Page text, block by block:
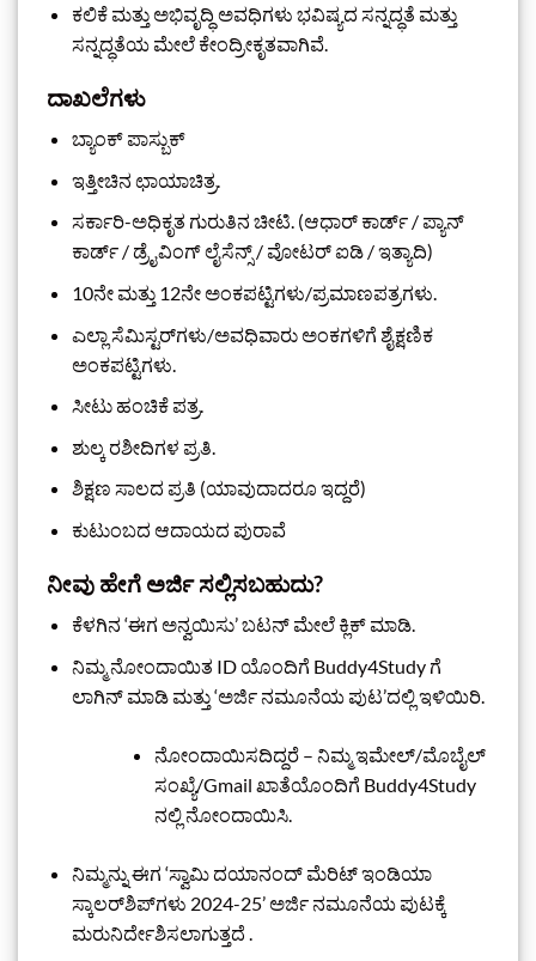
ಕಲಿಕೆ ಮತ್ತು ಅಭಿವೃದ್ಧಿ ಅವಧಿಗಳು ಭವಿಷ್ಯದ ಸನ್ನದ್ಧತೆ ಮತ್ತು
ಸನ್ನದ್ಧತೆಯ ಮೇಲೆ ಕೇಂದ್ರೀಕೃತವಾಗಿವೆ.
ದಾಖಲೆಗಳು
ಬ್ಯಾಂಕ್ ಪಾಸ್ಬುಕ್
ಇತ್ತೀಚಿನ ಛಾಯಾಚಿತ್ರ.
ಸರ್ಕಾರಿ-ಅಧಿಕೃತ ಗುರುತಿನ ಚೀಟಿ. (ಆಧಾರ್ ಕಾರ್ಡ್ / ಪ್ಯಾನ್
ಕಾರ್ಡ್ / ಡ್ರೈವಿಂಗ್ ಲೈಸೆನ್ಸ್ / ವೋಟರ್ ಐಡಿ / ಇತ್ಯಾದಿ)
10ನೇ ಮತ್ತು 12ನೇ ಅಂಕಪಟ್ಟಿಗಳು/ಪ್ರಮಾಣಪತ್ರಗಳು.
ಎಲ್ಲಾ ಸೆಮಿಸ್ಟರ್‌ಗಳು/ಅವಧಿವಾರು ಅಂಕಗಳಿಗೆ ಶೈಕ್ಷಣಿಕ
ಅಂಕಪಟ್ಟಿಗಳು.
ಸೀಟು ಹಂಚಿಕೆ ಪತ್ರ.
ಶುಲ್ಕ ರಶೀದಿಗಳ ಪ್ರತಿ.
ಶಿಕ್ಷಣ ಸಾಲದ ಪ್ರತಿ (ಯಾವುದಾದರೂ ಇದ್ದರೆ)
ಕುಟುಂಬದ ಆದಾಯದ ಪುರಾವೆ
ನೀವು ಹೇಗೆ ಅರ್ಜಿ ಸಲ್ಲಿಸಬಹುದು?
ಕೆಳಗಿನ ‘ಈಗ ಅನ್ವಯಿಸು’ ಬಟನ್ ಮೇಲೆ ಕ್ಲಿಕ್ ಮಾಡಿ.
ನಿಮ್ಮ ನೋಂದಾಯಿತ ID ಯೊಂದಿಗೆ Buddy4Study ಗೆ
ಲಾಗಿನ್ ಮಾಡಿ ಮತ್ತು ‘ಅರ್ಜಿ ನಮೂನೆಯ ಪುಟ’ದಲ್ಲಿ ಇಳಿಯಿರಿ.
ನೋಂದಾಯಿಸದಿದ್ದರೆ – ನಿಮ್ಮ ಇಮೇಲ್/ಮೊಬೈಲ್
ಸಂಖ್ಯೆ/Gmail ಖಾತೆಯೊಂದಿಗೆ Buddy4Study
ನಲ್ಲಿ ನೋಂದಾಯಿಸಿ.
ನಿಮ್ಮನ್ನು ಈಗ ‘ಸ್ವಾಮಿ ದಯಾನಂದ್ ಮೆರಿಟ್ ಇಂಡಿಯಾ
ಸ್ಕಾಲರ್‌ಶಿಪ್‌ಗಳು 2024-25’ ಅರ್ಜಿ ನಮೂನೆಯ ಪುಟಕ್ಕೆ
ಮರುನಿರ್ದೇಶಿಸಲಾಗುತ್ತದೆ .